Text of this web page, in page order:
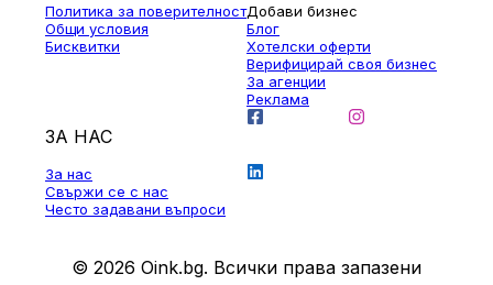
Политика за поверителност
Общи условия
Бисквитки
Добави бизнес
Блог
Хотелски оферти
Верифицирай своя бизнес
За агенции
Реклама
ЗА НАС
За нас
Свържи се с нас
Често задавани въпроси
© 2026 Oink.bg. Всички права запазени